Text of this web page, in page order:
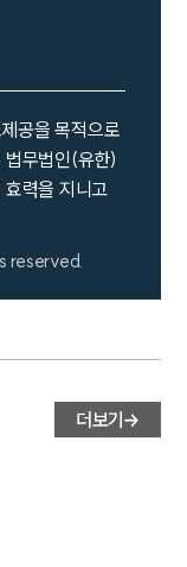
공을 목적으로
법무법인(유한)
력을 지니고
reserved.
더보기